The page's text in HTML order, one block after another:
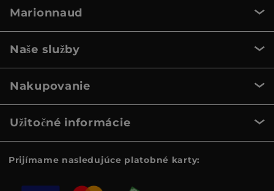
Marionnaud
Naše služby
Nakupovanie
Užitočné informácie
Prijímame nasledujúce platobné karty: